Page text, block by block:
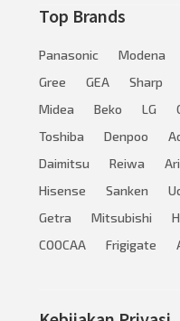
Top Brands
Panasonic Modena
Gree
GEA Sharp
Midea
Beko LG
Toshiba
Denpoo
Daimitsu
Reiwa
Hisense
Sanken
Getra
Mitsubishi
COOCAA
Frigigate